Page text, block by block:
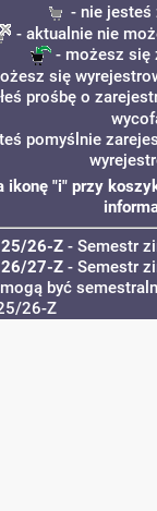
- nie jesteś
- aktualnie nie
- możesz się
się
prośbę o
pomyślnie
ikonę "i" przy
25/26-Z- Semestr
26/27-Z- Semestr
być
26-Z